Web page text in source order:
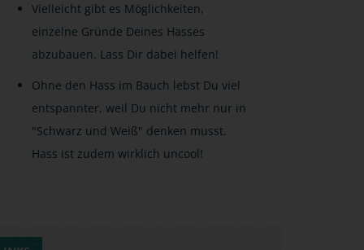
Vielleicht gibt es Möglichkeiten,
einzelne Gründe Deines Hasses
abzubauen. Lass Dir dabei helfen!
Ohne den Hass im Bauch lebst Du viel
entspannter, weil Du nicht mehr nur in
"Schwarz und Weiß" denken musst.
Hass ist zudem wirklich uncool!